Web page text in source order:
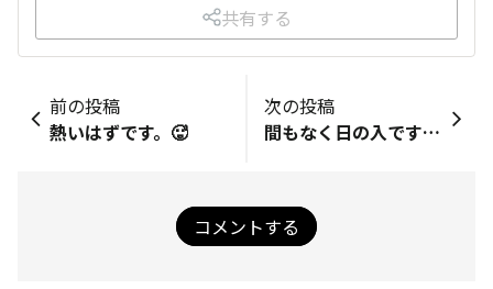
共有する
前の投稿
熱いはずです。🥵
次の投稿
間もなく日の入ですよ～😅
コメントする